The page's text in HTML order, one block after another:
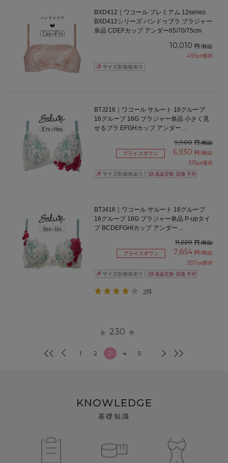
BXD412｜ワコール プレミアム 12series
BXD412シリーズ バンドゥブラ ブラジャー
単品 CDEFカップ アンダー65/70/75cm
10,010 円 (税込)
455pt獲得
BTJ216｜ワコール サルート 16グループ
16グループ 16G ブラジャー単品 小さく見
せるブラ EFGHカップ アンダー
9,900 円(税込)
プライスダウン 6,930 円 (税込)
315pt獲得
BTJ416｜ワコール サルート 16グループ
16グループ 16G ブラジャー単品 P-upタイ
プ BCDEFGHIカップ アンダー
11,220 円(税込)
プライスダウン 7,854 円 (税込)
357pt獲得
2件
全 230 件
1 2 3 4 5
KNOWLEDGE
基礎知識